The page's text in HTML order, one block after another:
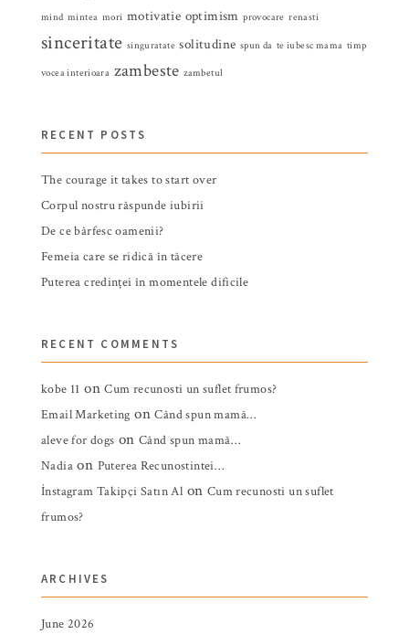
mind mintea mori motivatie optimism provocare renasti
sinceritate singuratate solitudine spun da te iubesc mama timp
vocea interioara zambeste zambetul
RECENT POSTS
The courage it takes to start over
Corpul nostru răspunde iubirii
De ce bârfesc oamenii?
Femeia care se ridică în tăcere
Puterea credinței în momentele dificile
RECENT COMMENTS
kobe 11 onCum recunosti un suflet frumos?
Email Marketing onCând spun mamă…
aleve for dogs onCând spun mamă…
Nadiaon Puterea Recunostintei…
İnstagram Takipçi Satın Al on Cum recunosti un suflet
frumos?
ARCHIVES
June 2026